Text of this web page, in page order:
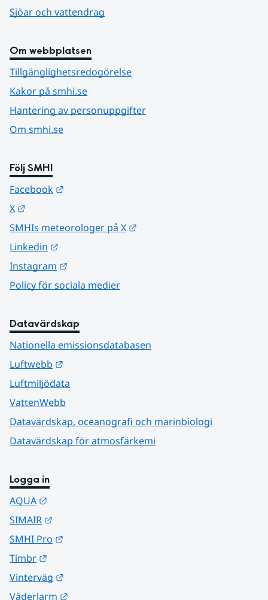
Sjöar och vattendrag
Om webbplatsen
Tillgänglighetsredogörelse
Kakor på smhi.se
Hantering av personuppgifter
Om smhi.se
Följ SMHI
Facebook
X
SMHIs meteorologer på X
Linkedin
Instagram
Policy för sociala medier
Datavärdskap
Nationella emissionsdatabasen
Luftwebb
Luftmiljödata
VattenWebb
Datavärdskap, oceanografi och marinbiologi
Datavärdskap för atmosfärkemi
Logga in
AQUA
SIMAIR
SMHI Pro
Timbr
Vinterväg
Väderlarm